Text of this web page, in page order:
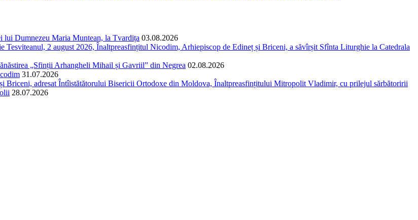
lui Dumnezeu Maria Muntean, la Tvardița 03.08.2026
2 august 2026, Înaltpreasfințitul Nicodim, Arhiepiscop de Edineț și Briceni, a săvîrșit Sfînta Liturghie la Catedrala
„Sfinții Arhangheli Mihail și Gavriil” din Negrea 02.08.2026
31.07.2026
Briceni, adresat Întîistătătorului Bisericii Ortodoxe din Moldova, Înaltpreasfințitului Mitropolit Vladimir, cu prilejul sărbătoririi
28.07.2026